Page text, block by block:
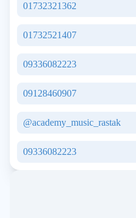
01732321362
01732521407
09336082223
09128460907
academy_music_rastak@
09336082223